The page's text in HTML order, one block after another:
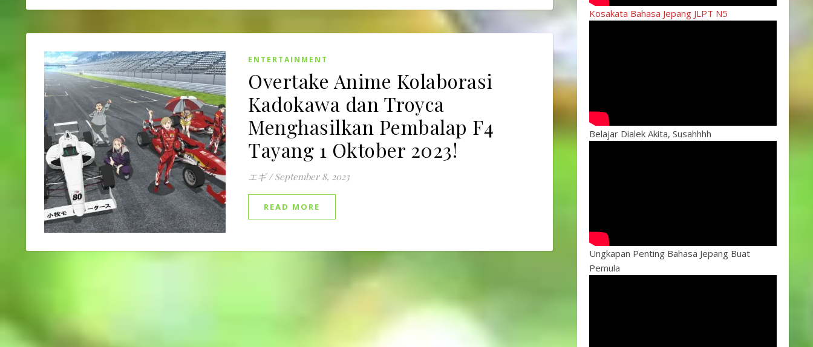
ENTERTAINMENT
Overtake Anime Kolaborasi
Kadokawa dan Troyca
Menghasilkan Pembalap F4
Tayang 1 Oktober 2023!
エギ / September 8, 2023
READ MORE
Kosakata Bahasa Jepang JLPT N5
Belajar Dialek Akita, Susahhhh
Ungkapan Penting Bahasa Jepang Buat
Pemula